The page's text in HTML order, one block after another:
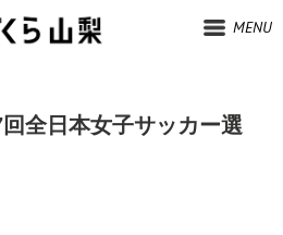
MENU
全日本女子サッカー選